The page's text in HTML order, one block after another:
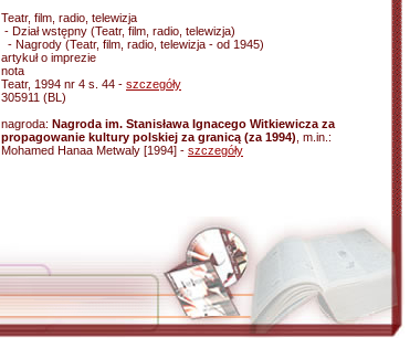
Teatr, film, radio, telewizja
- Dział wstępny (Teatr, film, radio, telewizja)
- Nagrody (Teatr, film, radio, telewizja - od 1945)
artykuł o imprezie
nota
Teatr, 1994 nr 4 s. 44 - szczegóły
305911 (BL)
nagroda: Nagroda im. Stanisława Ignacego Witkiewicza za
propagowanie kultury polskiej za granicą (za 1994) , m.in.:
Mohamed Hanaa Metwaly [1994] - szczegóły